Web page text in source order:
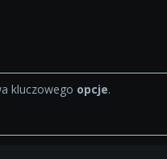
kluczowego opcje.